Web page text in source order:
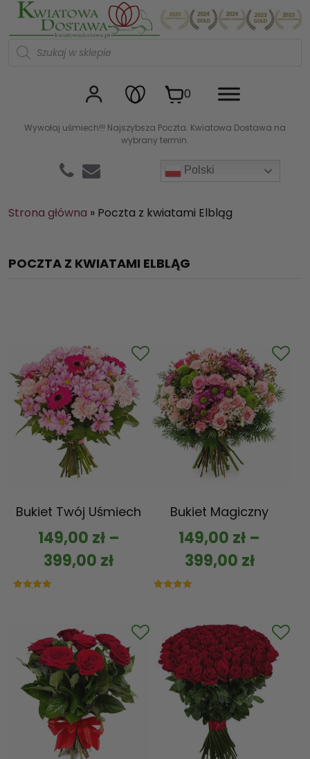
Wywołaj uśmiech!!! Najszybsza Poczta. Kwiatowa Dostawa na
wybrany termin.
Polski
Kwiaciarnia internetowa
W
d
u
w
0
Strona główna » Poczta z kwiatami Elbląg
POCZTA Z KWIATAMI ELBLĄG
Bukiet Twój Uśmiech
149,00 zł–
399,00 zł
Bukiet Magiczny
149,00 zł –
399,00 zł